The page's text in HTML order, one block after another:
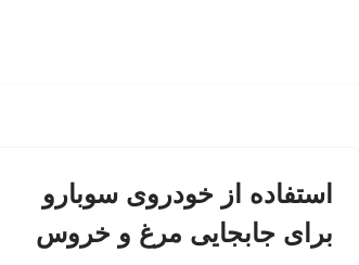
استفاده از خودروی سوبارو
برای جابجایی مرغ و خروس